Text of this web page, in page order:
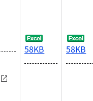
58KB 58KB